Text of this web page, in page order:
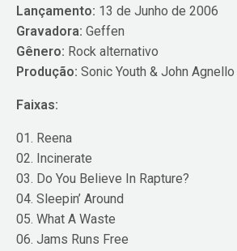
Lançamento: 13 de Junho de 2006
Gravadora:Geffen
Gênero: Rock alternativo
Produção:Sonic Youth & John Agnello
Faixas:
01. Reena
02. Incinerate
03. Do You Believe In Rapture?
04. Sleepin’ Around
05. What A Waste
06. Jams Runs Free